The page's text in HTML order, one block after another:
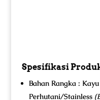
Spesifikasi
Bahan Rangka :
Perhutani/Stainless